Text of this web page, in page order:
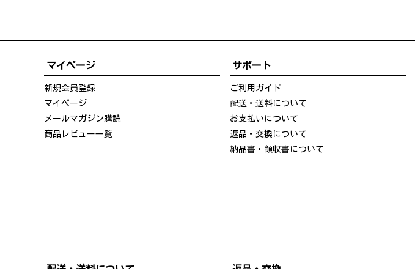
マイページ
新規会員登録
マイページ
メールマガジン購読
商品レビュー一覧
サポート
ご利用ガイド
配送・送料について
お支払いについて
返品・交換について
納品書・領収書について